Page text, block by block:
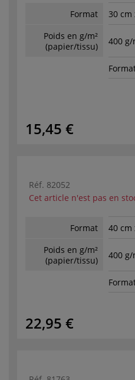
Format
30 cm
Poids en g/m²
(papier/tissu)
400 g/
15,45 €
Réf. 82052
Cet article n'est pas en
Format
40 cm
Poids en g/m²
(papier/tissu)
400 g/
22,95 €